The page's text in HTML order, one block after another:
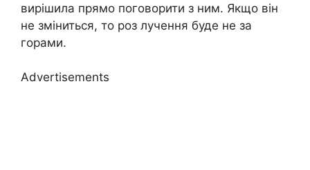
вирішила прямо поговорити з ним. Якщо він
не зміниться, то роз лучення буде не за
горами.
Advertisements